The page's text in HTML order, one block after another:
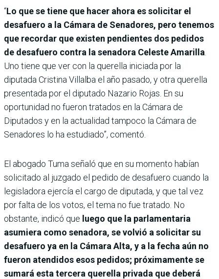
“Lo que se tiene que hacer ahora es solicitar el
desafuero a la Cámara de Senadores, pero tenemos
que recordar que existen pendientes dos pedidos
de desafuero contra la senadora Celeste Amarilla
Uno tiene que ver con la querella iniciada por la
diputada Cristina Villalba el año pasado, y otra querella
presentada por el diputado Nazario Rojas. En su
oportunidad no fueron tratados en la Cámara de
Diputados y en la actualidad tampoco la Cámara de
Senadores lo ha estudiado”, comentó.
El abogado Tuma señaló que en su momento habían
solicitado al juzgado el pedido de desafuero cuando la
legisladora ejercía el cargo de diputada, y que tal vez
por falta de los votos, el tema no fue tratado. No
obstante, indicó que luego que la parlamentaria
asumiera como senadora, se volvió a solicitar su
desafuero ya en la Cámara Alta, y a la fecha aún no
fueron atendidos esos pedidos; próximamente se
sumará esta tercera querella privada que deberá